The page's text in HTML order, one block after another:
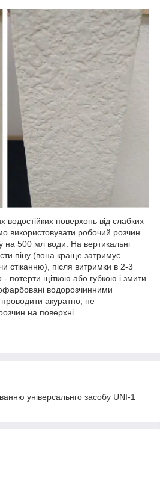
водостійких поверхонь від слабких
використовувати робочий розчин
на 500 мл води. На вертикальні
піну (вона краще затримує
стіканню), після витримки в 2-3
потерти щіткою або губкою і змити
водорозчинними
акуратно, не
на поверхні.
універсальнго засобу UNI-1